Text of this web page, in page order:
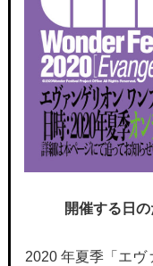
開催する日
2020 年夏季「エヴ